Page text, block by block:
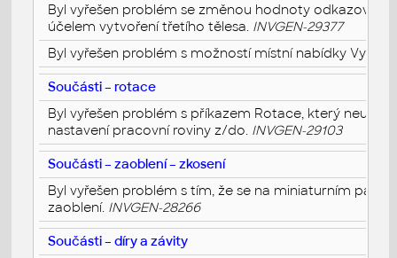
Byl vyřešen problém se změnou hodnoty
účelem vytvoření třetího tělesa. INVGEN-29377
Byl vyřešen problém s možností místní nabídky
Součásti – rotace
Byl vyřešen problém s příkazem Rotace, který
nastavení pracovní roviny z/do. INVGEN-29103
Součásti – zaoblení – zkosení
Byl vyřešen problém s tím, že se na miniaturním
zaoblení. INVGEN-28266
Součásti – díry a závity